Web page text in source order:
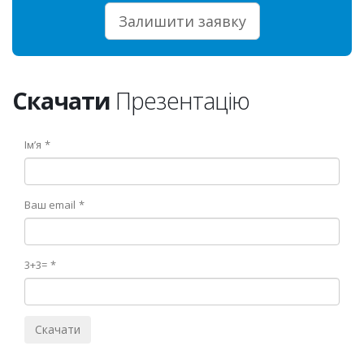
Залишити заявку
Скачати Презентацію
Ім’я
Ваш email
3+3=